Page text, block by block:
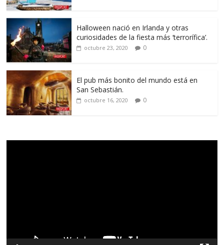
Halloween nació en Irlanda y otras
curiosidades de la fiesta más ‘terrorífica’.
octubre 23, 2020 0
El pub más bonito del mundo está en
San Sebastián.
octubre 16, 2020 0